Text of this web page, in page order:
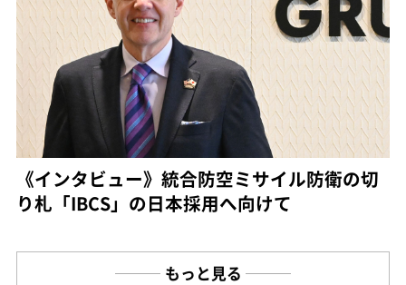
《インタビュー》統合防空ミサイル防衛の切
り札「IBCS」の日本採用へ向けて
もっと見る